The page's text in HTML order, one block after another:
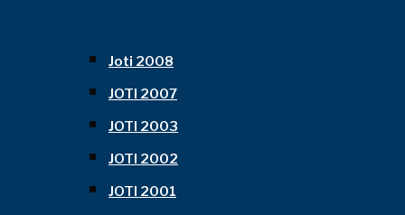
Joti 2008
JOTI 2007
JOTI 2003
JOTI 2002
JOTI 2001